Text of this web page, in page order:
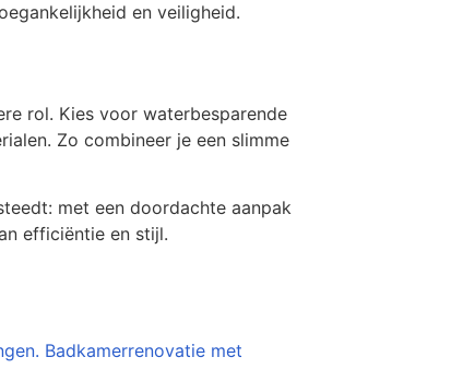
en veiligheid.
rol. Kies voor waterbesparende
Zo combineer je een slimme
met een doordachte aanpak
efficiëntie en stijl.